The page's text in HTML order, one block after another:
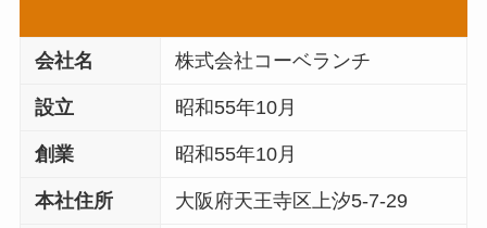
会社名 株式会社コーベランチ
設立 昭和55年10月
創業 昭和55年10月
本社住所 大阪府天王寺区上汐5-7-29